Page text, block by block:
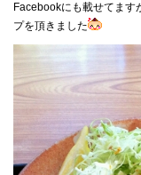
Facebookにも載せてます
プを頂きました